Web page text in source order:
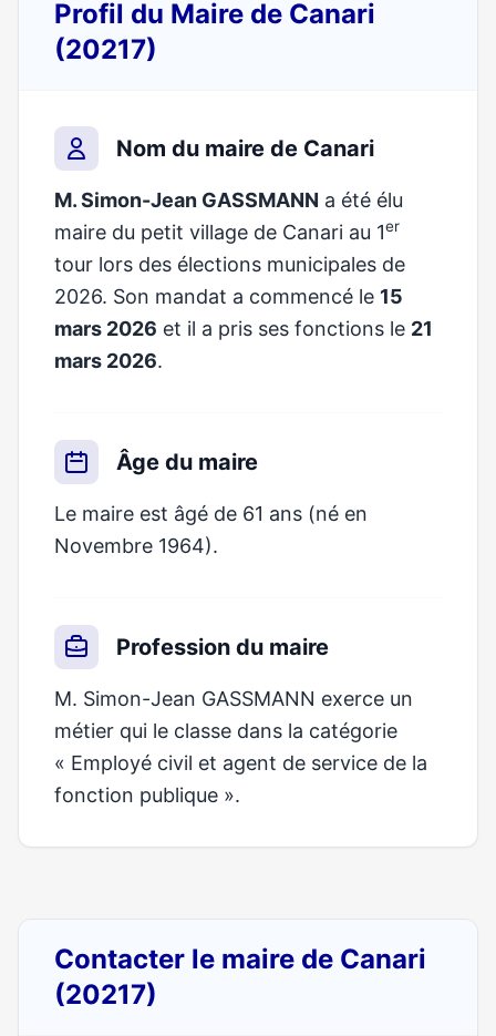
Profil du Maire de Canari
(20217)
Nom du maire de Canari
M. Simon-Jean GASSMANN a été élu
maire du petit village de Canari au 1er
tour lors des élections municipales de
2026. Son mandat a commencé le 15
mars 2026 et il a pris ses fonctions le 21
mars 2026.
Âge du maire
Le maire est âgé de 61 ans (né en
Novembre 1964).
Profession du maire
M. Simon-Jean GASSMANN exerce un
métier qui le classe dans la catégorie
« Employé civil et agent de service de la
fonction publique ».
Contacter le maire de Canari
(20217)